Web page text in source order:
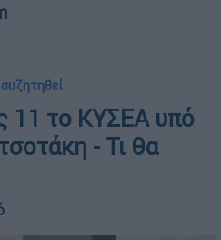
11 το ΚΥΣΕΑ υπό
- Τι θα